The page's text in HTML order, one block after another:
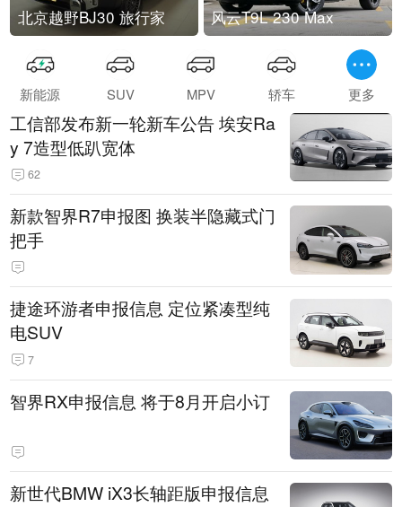
北京越野BJ30 旅行家 风云T9L 230 Max
新能源 SUV MPV 轿车 更多
工信部发布新一轮新车公告 埃安Ra
y 7造型低趴宽体
62
新款智界R7申报图 换装半隐藏式门
把手
捷途环游者申报信息 定位紧凑型纯
电SUV
7
智界RX申报信息 将于8月开启小订
新世代BMW iX3长轴距版申报信息